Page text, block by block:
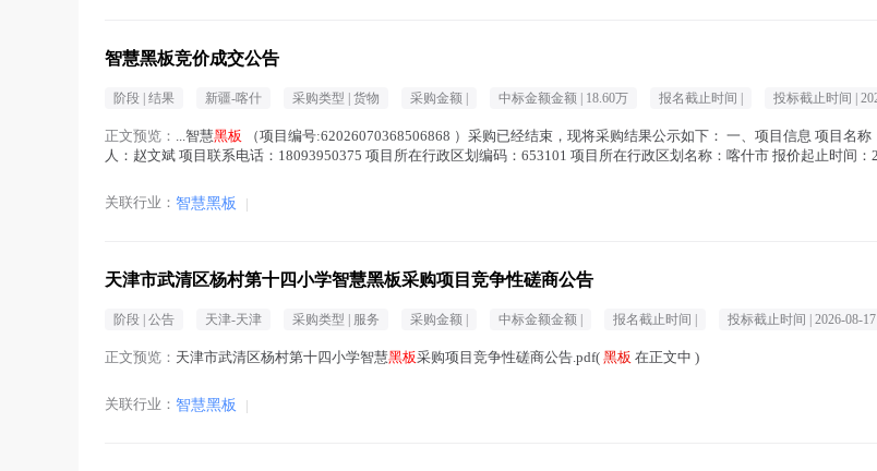
智慧黑板竞价成交公告
阶段 | 结果 新疆-喀什 采购类型 | 货物 采购金额 | 中标金额金额 | 18.60万 报名截止时间 | 投标截止时间 |
正文预览： ...智慧黑板 （项目编号:62026070368506868 ）采购已经结束，现将采购结果公示如下： 一、项目信息 项目名称
人：赵文斌 项目联系电话：18093950375 项目所在行政区划编码：653101 项目所在行政区划名称：喀什市 报价起止时间：
关联行业： 智慧黑板 |
天津市武清区杨村第十四小学智慧黑板采购项目竞争性磋商公告
阶段 | 公告 天津-天津 采购类型 | 服务 采购金额 | 中标金额金额 | 报名截止时间 | 投标截止时间 | 2026-08-17
正文预览： 天津市武清区杨村第十四小学智慧黑板采购项目竞争性磋商公告.pdf( 黑板 在正文中 )
关联行业： 智慧黑板 |